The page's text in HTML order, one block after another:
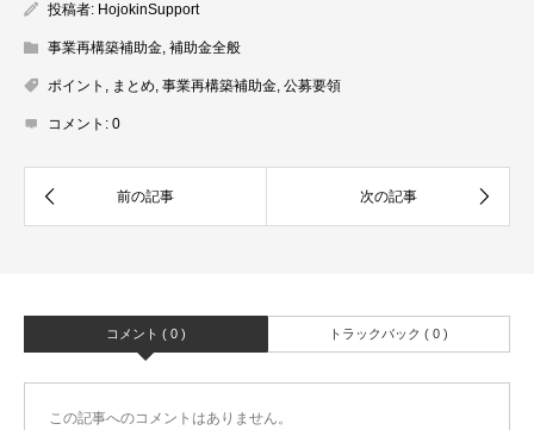
投稿者: HojokinSupport
事業再構築補助金, 補助金全般
ポイント , まとめ, 事業再構築補助金, 公募要領
コメント: 0
コメント ( 0 ) トラックバック ( 0 )
この記事へのコメントはありません。